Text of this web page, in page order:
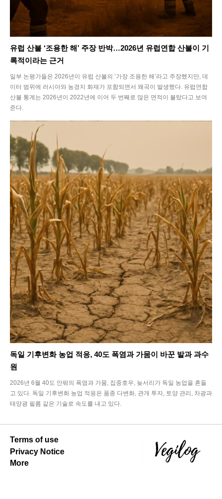
유럽 산불 ‘조용한 해’ 주장 반박…2026년 유럽연합 산불이 기
록적이라는 근거
일부 논평가들은 2026년이 유럽 산불의 ‘가장 조용한 해’라고 주장했지만, 데
이터 범위에 러시아와 농경지 화재가 포함되면서 왜곡이 발생했다. 유럽연합
산불 통계는 2026년이 2022년에 이어 두 번째로 많은 면적이 불탔다고 보여
준다.
독일 기후변화 농업 적응, 40도 폭염과 가뭄이 바꾼 밭과 과수
원
2026년 6월 40도 안팎의 폭염과 가뭄, 집중호우, 늦서리가 독일 농업을 흔들
고 있다. 독일 기후변화 농업 적응은 품종 다변화, 관개 투자, 토양 관리, 차광과
태양광 필름 같은 기술로 속도를 내고 있다.
Terms of use
Privacy Notice
More